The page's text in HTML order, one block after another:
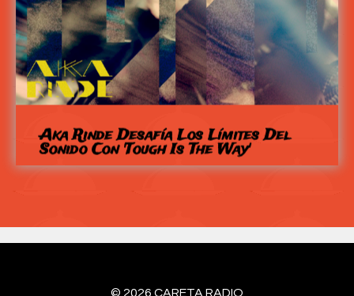
Aka Rinde Desafía Los Límites Del
Sonido Con 'Tough Is The Way'
© 2026 CARETA RADIO